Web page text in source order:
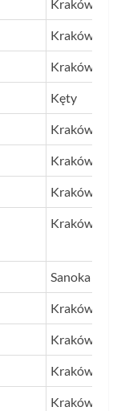
Kraków
Kraków
Kraków
Kęty
Kraków
Kraków
Kraków
Kraków
Sanoka
Kraków
Kraków
Kraków
Kraków